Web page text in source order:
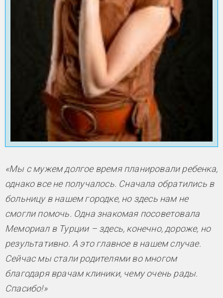
«Мы с мужем долгое время планировали ребенка,
однако все не получалось. Сначала обратились в
больницу в нашем городке, но здесь нам не
смогли помочь. Одна знакомая посоветовала
Мемориал в Турции – здесь, конечно, дороже, но
результативно. А это главное в нашем случае.
Сейчас мы стали родителями во многом
благодаря врачам клиники, чему очень рады.
Спасибо!»